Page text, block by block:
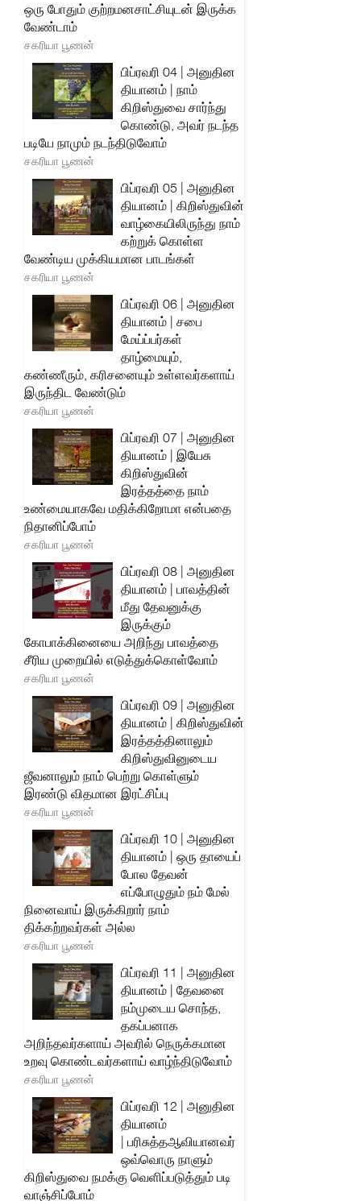
ஒரு போதும் குற்றமனசாட்சியுடன் இருக்க
வேண்டாம்
சகரியா பூணன்
பிப்ரவரி 04 | அனுதின
தியானம் | நாம்
கிறிஸ்துவை சார்ந்து
கொண்டு, அவர் நடந்த
படியே நாமும் நடந்திடுவோம்
சகரியா பூணன்
பிப்ரவரி 05 | அனுதின
தியானம் | கிறிஸ்துவின்
வாழ்கையிலிருந்து நாம்
கற்றுக் கொள்ள
வேண்டிய முக்கியமான பாடங்கள்
சகரியா பூணன்
பிப்ரவரி 06 | அனுதின
தியானம் | சபை
மேய்ப்பர்கள்
தாழ்மையும்,
கண்ணீரும், கரிசனையும் உள்ளவர்களாய்
இருந்திட வேண்டும்
சகரியா பூணன்
பிப்ரவரி 07 | அனுதின
தியானம் | இயேசு
கிறிஸ்துவின்
இரத்தத்தை நாம்
உண்மையாகவே மதிக்கிறோமா என்பதை
நிதானிப்போம்
சகரியா பூணன்
பிப்ரவரி 08 | அனுதின
தியானம் | பாவத்தின்
மீது தேவனுக்கு
இருக்கும்
கோபாக்கினையை அறிந்து பாவத்தை
சீரிய முறையில் எடுத்துக்கொள்வோம்
சகரியா பூணன்
பிப்ரவரி 09 | அனுதின
தியானம் | கிறிஸ்துவின்
இரத்தத்தினாலும்
கிறிஸ்துவினுடைய
ஜீவனாலும் நாம் பெற்று கொள்ளும்
இரண்டு விதமான இரட்சிப்பு
சகரியா பூணன்
பிப்ரவரி 10 | அனுதின
தியானம் | ஒரு தாயைப்
போல தேவன்
எப்போழுதும் நம் மேல்
நினைவாய் இருக்கிறார் நாம்
திக்கற்றவர்கள் அல்ல
சகரியா பூணன்
பிப்ரவரி 11 | அனுதின
தியானம் | தேவனை
நம்முடைய சொந்த,
தகப்பனாக
அறிந்தவர்களாய் அவரில் நெருக்கமான
உறவு கொண்டவர்களாய் வாழ்ந்திடுவோம்
சகரியா பூணன்
பிப்ரவரி 12 | அனுதின
தியானம்
| பரிசுத்தஆவியானவர்
ஒவ்வொரு நாளும்
கிறிஸ்துவை நமக்கு வெளிப்படுத்தும் படி
வாஞ்சிப்போம்